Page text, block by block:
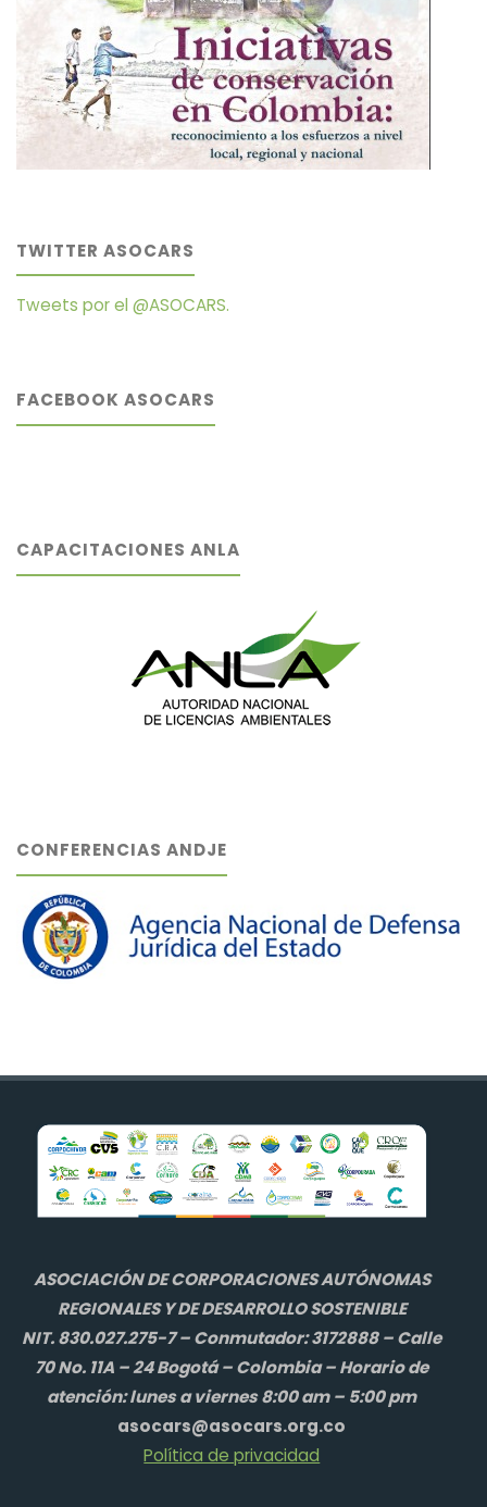
TWITTER ASOCARS
Tweets por el @ASOCARS.
FACEBOOK ASOCARS
CAPACITACIONES ANLA
CONFERENCIAS ANDJE
ASOCIACIÓN DE CORPORACIONES AUTÓNOMAS
REGIONALES Y DE DESARROLLO SOSTENIBLE
NIT. 830.027.275-7 – Conmutador: 3172888 – Calle
70 No. 11A – 24 Bogotá – Colombia – Horario de
atención: lunes a viernes 8:00 am – 5:00 pm
asocars@asocars.org.co
Política de privacidad